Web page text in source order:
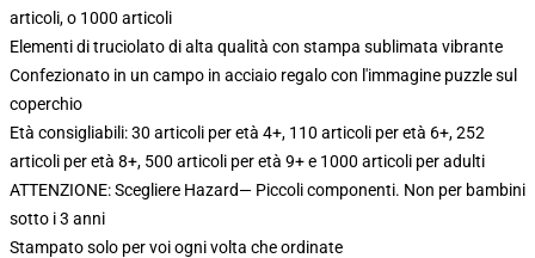
articoli, o 1000 articoli
Elementi di truciolato di alta qualità con stampa sublimata vibrante
Confezionato in un campo in acciaio regalo con l'immagine puzzle sul
coperchio
Età consigliabili: 30 articoli per età 4+, 110 articoli per età 6+, 252
articoli per età 8+, 500 articoli per età 9+ e 1000 articoli per adulti
ATTENZIONE: Scegliere Hazard— Piccoli componenti. Non per bambini
sotto i 3 anni
Stampato solo per voi ogni volta che ordinate